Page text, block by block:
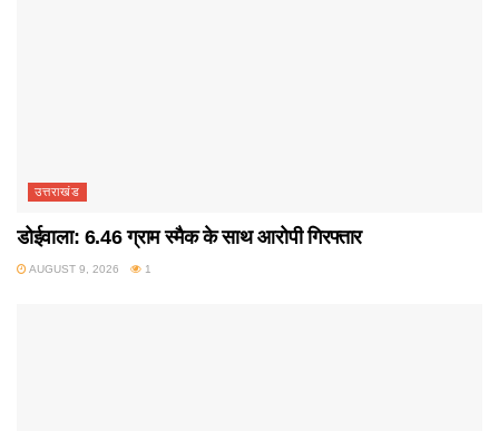
उत्तराखंड
डोईवाला: 6.46 ग्राम स्मैक के साथ आरोपी गिरफ्तार
AUGUST 9, 2026 1